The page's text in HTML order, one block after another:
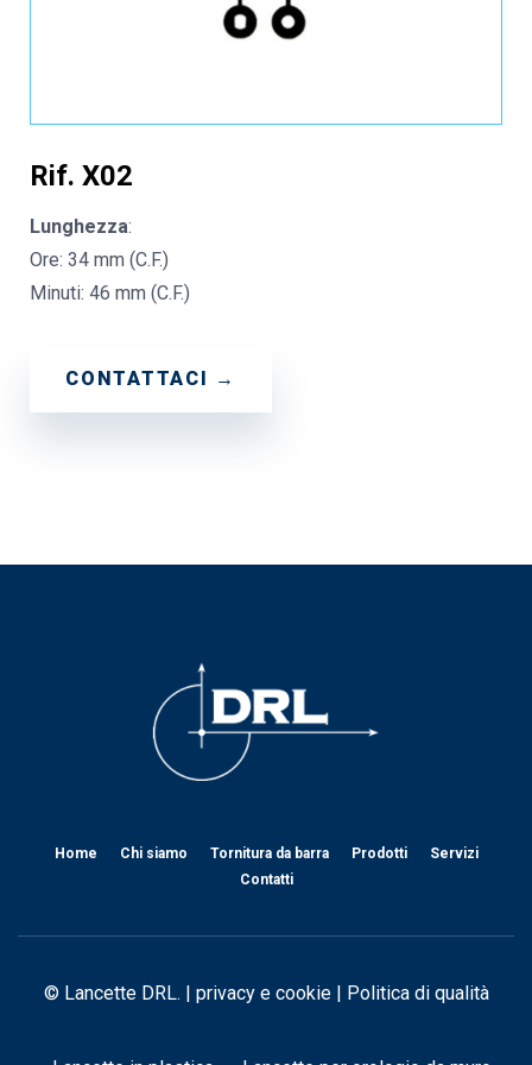
Rif. X02
Lunghezza:
Ore: 34 mm (C.F.)
Minuti: 46 mm (C.F.)
CONTATTACI →
Home Chi siamo Tornitura da barra Prodotti
Servizi
Contatti
© Lancette DRL. | privacy e cookie| Politica di qualità